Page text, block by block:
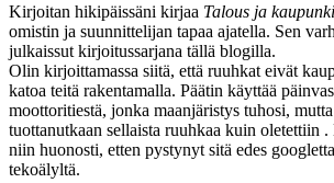
Kir­joi­tan hikipäis­säni kir­jaa Talous ja kaupun­ki
o­mistin ja suun­nit­teli­jan tapaa ajatel­la. Sen
julkaissut kir­joi­tus­sar­jana täl­lä blogilla.
Olin kir­joit­ta­mas­sa siitä, että ruuhkat eivät
katoa teitä rak­en­ta­mal­la. Päätin käyt­tää
moot­tori­ti­estä, jon­ka maan­järistys tuhosi,
tuot­tanutkaan sel­l­aista ruuhkaa kuin oletet­ti­in
niin huonos­ti, etten pystynyt sitä edes
tekoälyltä.